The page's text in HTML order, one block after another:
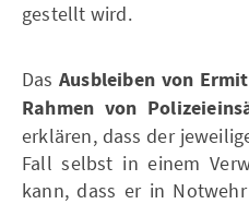
gestellt wird.
DasAusbleiben von
Rahmen von
erklären, dass der
Fall selbst in einem
kann, dass er in